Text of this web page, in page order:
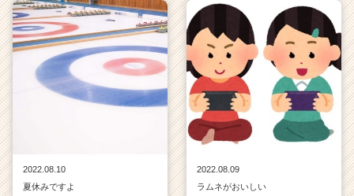
2022.08.10
夏休みですよ
2022.08.09
ラムネがおいしい